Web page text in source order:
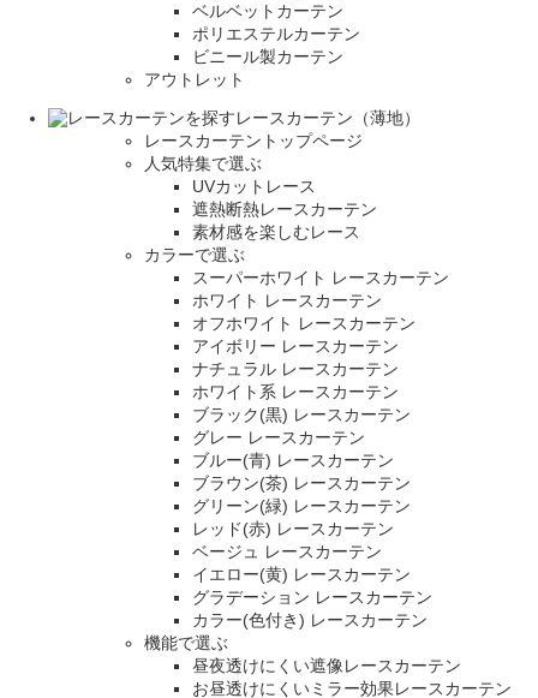
ベルベットカーテン
ポリエステルカーテン
ビニール製カーテン
アウトレット
レースカーテン（薄地）
レースカーテントップページ
人気特集で選ぶ
UVカットレース
遮熱断熱レースカーテン
素材感を楽しむレース
カラーで選ぶ
スーパーホワイト レースカーテン
ホワイト レースカーテン
オフホワイト レースカーテン
アイボリー レースカーテン
ナチュラル レースカーテン
ホワイト系 レースカーテン
ブラック(黒) レースカーテン
グレー レースカーテン
ブルー(青) レースカーテン
ブラウン(茶) レースカーテン
グリーン(緑) レースカーテン
レッド(赤) レースカーテン
ベージュ レースカーテン
イエロー(黄) レースカーテン
グラデーション レースカーテン
カラー(色付き) レースカーテン
機能で選ぶ
昼夜透けにくい遮像レースカーテン
お昼透けにくいミラー効果レースカーテン